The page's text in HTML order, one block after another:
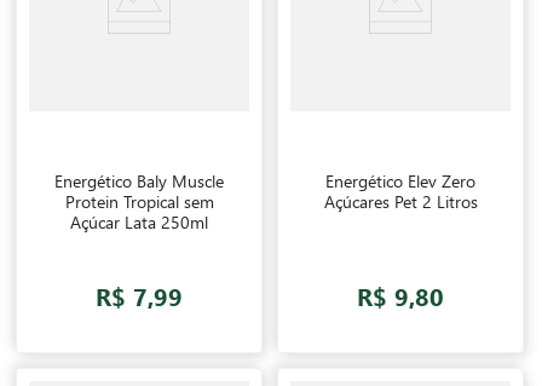
Energético Baly Muscle
Protein Tropical sem
Açúcar Lata 250ml
R$ 7,99
Energético Elev Zero
Açúcares Pet 2 Litros
R$ 9,80